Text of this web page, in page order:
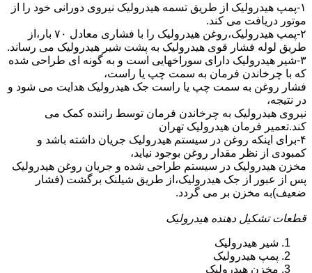
۱-پمپ هیدرولیک از طریق تسمه هیدرولیک نیروی دورانی خود را از
موتور دریافت می کند.
۲-پمپ هیدرولیک،روغن هیدرولیک را با فشاری معادل ۷۰ بار،از
طریق لوله فشار قوی هیدرولیک به پشت شیر هیدرولیک می رساند.
۳-شیر هیدرولیک دارای سوراخهایی است و به گونه ای طراحی شده
که با چرخاندن فرمان به سمت چپ یا راست،
فشار روغن به سمت چپ یا راست جک هیدرولیک هدایت می شود و
در نتیجه،
نیروی هیدرولیک به چرخاندن فرمان توسط راننده کمک می
کند.تعمیر فرمان هیدرولیک تهران
۴-برای اینکه روغن در سیستم هیدرولیک جریان داشته باشد و
کمبودی از نظر مقدار روغن بوجود نیاید،
مخزن هیدرولیک در سیستم طراحی شده و جریان روغن هیدرولیک
پس از عبور از جک هیدرولیک،از طریق شیلنک برگشت (فشار
ضعیف)به مخزن بر می گردد.
قطعات تشکیل دهنده هیدرولیک
شیر هیدرولیک
پمپ هیدرولیک
مخزن هیدرولیک